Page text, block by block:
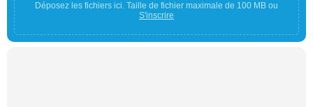
Déposez les fichiers ici. Taille de fichier maximale de 100 MB ou
S'inscrire